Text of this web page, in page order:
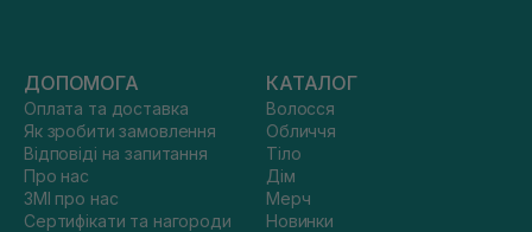
ДОПОМОГА
Оплата та доставка
Як зробити замовлення
Відповіді на запитання
Про нас
ЗМІ про нас
Сертифікати та нагороди
КАТАЛОГ
Волосся
Обличчя
Тіло
Дім
Мерч
Новинки